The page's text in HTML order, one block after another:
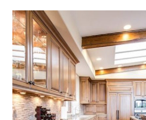
לקחת מעצבת
מטבחים?